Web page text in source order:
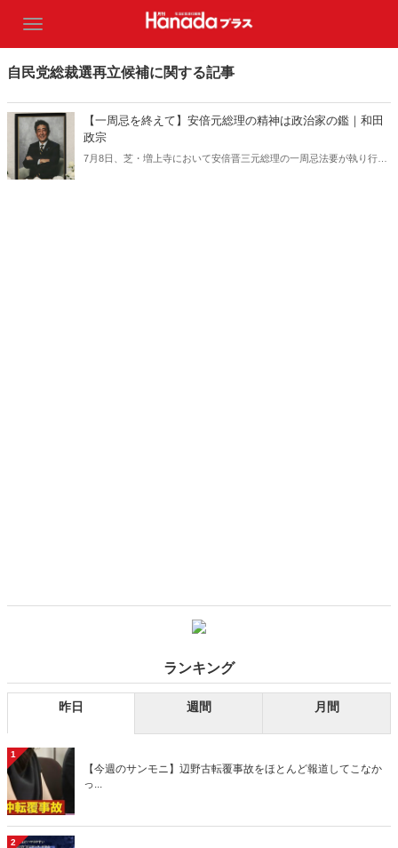
自民党総裁選再立候補に関する記事
【一周忌を終えて】安倍元総理の精神は政治家の鑑｜和田
政宗
7月8日、芝・増上寺において安倍晋三元総理の一周忌法要が執り行わ
ランキング
昨日 週間 月間
1
【今週のサンモニ】辺野古転覆事故をほとんど報道してこなか
っ...
2